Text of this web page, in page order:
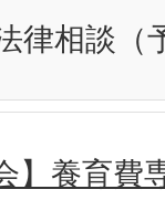
律相談（
】養育費